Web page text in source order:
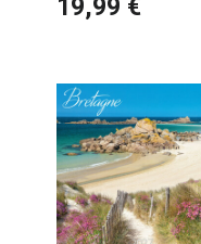
19,99 €